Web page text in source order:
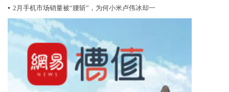
▪ 2月手机市场销量被“腰斩”，为何小米卢伟冰却一